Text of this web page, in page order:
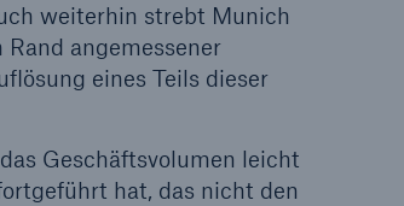
weiterhin strebt Munich
angemessener
eines Teils dieser
Geschäftsvolumen leicht
hat, das nicht den